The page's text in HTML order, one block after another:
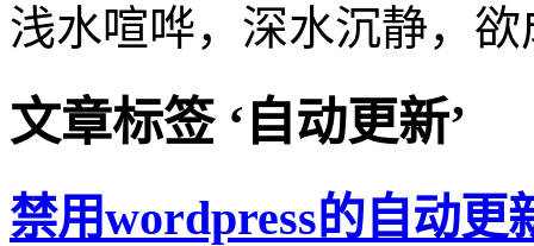
浅水喧哗，深水沉静，
文章标签 ‘自动更新’
禁用wordpress的自动更